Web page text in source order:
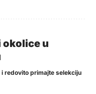
okolice u
redovito primajte selekciju